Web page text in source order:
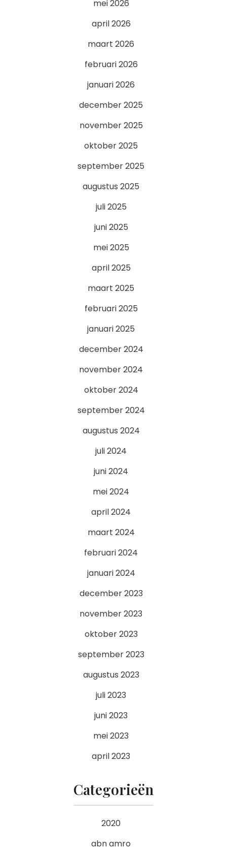
mei 2026
april 2026
maart 2026
februari 2026
januari 2026
december 2025
november 2025
oktober 2025
september 2025
augustus 2025
juli 2025
juni 2025
mei 2025
april 2025
maart 2025
februari 2025
januari 2025
december 2024
november 2024
oktober 2024
september 2024
augustus 2024
juli 2024
juni 2024
mei 2024
april 2024
maart 2024
februari 2024
januari 2024
december 2023
november 2023
oktober 2023
september 2023
augustus 2023
juli 2023
juni 2023
mei 2023
april 2023
Categorieën
2020
abn amro